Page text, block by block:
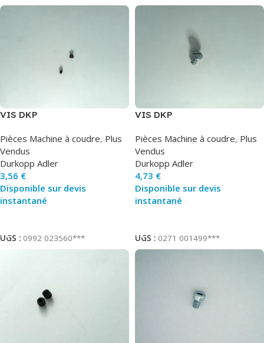
VIS DKP
Pièces Machine à coudre, Plus
Vendus
Durkopp Adler
3,56 €
Disponible sur devis
instantané
UGS : 0992 023560***
VIS DKP
Pièces Machine à coudre, Plus
Vendus
Durkopp Adler
4,73 €
Disponible sur devis
instantané
UGS : 0271 001499***